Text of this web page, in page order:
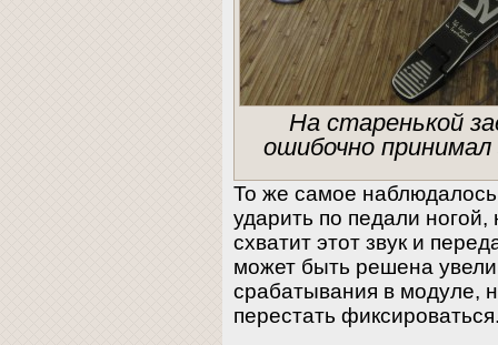
На старенькой
ошибочно принимал
То же самое
ударить по педали
схватит этот звук и
может быть решена
срабатывания в модуле,
перестать